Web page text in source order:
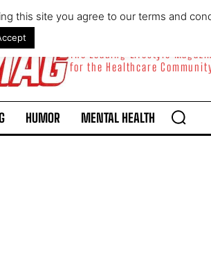
The Leading Lifestyle
for the Healthcare
HUMOR MENTAL HEALTH
this site you agree to our terms and